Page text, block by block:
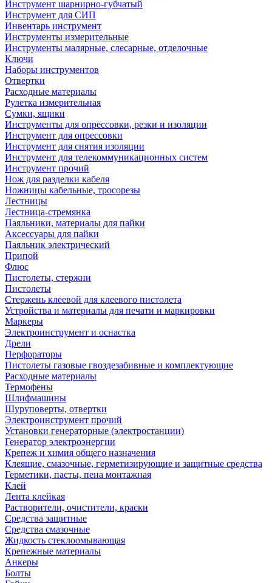
Инструмент шарнирно-губчатый
Инструмент для СИП
Инвентарь инструмент
Инструменты измерительные
Инструменты малярные, слесарные, отделочные
Ключи
Наборы инструментов
Отвертки
Расходные материалы
Рулетка измерительная
Сумки, ящики
Инструменты для опрессовки, резки и изоляции
Инструмент для опрессовки
Инструмент для снятия изоляции
Инструмент для телекоммуникационных систем
Инструмент прочий
Нож для разделки кабеля
Ножницы кабельные, тросорезы
Лестницы
Лестница-стремянка
Паяльники, материалы для пайки
Аксессуары для пайки
Паяльник электрический
Припой
Флюс
Пистолеты, стержни
Пистолеты
Стержень клеевой для клеевого пистолета
Устройства и материалы для печати и маркировки
Маркеры
Электроинструмент и оснастка
Дрели
Перфораторы
Пистолеты газовые гвоздезабивные и комплектующие
Расходные материалы
Термофены
Шлифмашины
Шуруповерты, отвертки
Электроинструмент прочий
Установки генераторные (электростанции)
Генератор электроэнергии
Крепеж и химия общего назначения
Клеящие, смазочные, герметизирующие и защитные средства
Герметики, пасты, пена монтажная
Клей
Лента клейкая
Растворители, очистители, краски
Средства защитные
Средства смазочные
Жидкость стеклоомывающая
Крепежные материалы
Анкеры
Болты